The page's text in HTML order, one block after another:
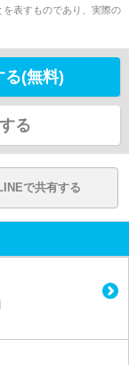
表すものであり、実際の
る(無料)
る
で共有する